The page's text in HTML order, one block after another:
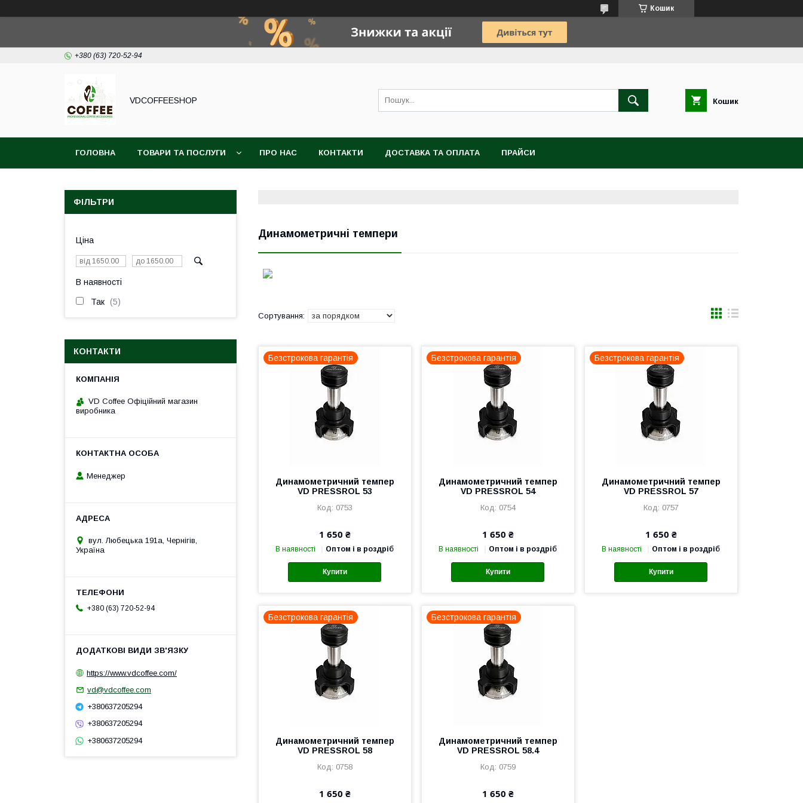
Кошик
+380 (63) 720-52-94
VDCOFFEESHOP Кошик
ГОЛОВНА ТОВАРИ ТА ПОСЛУГИ ПРО НАС КОНТАКТИ ДОСТАВКА ТА ОПЛАТА ПРАЙСИ
Динамометричні темпери
Безстрокова гарантія
Динамометричний темпер
VD PRESSROL 53
0753
1 650 ₴
В наявності Оптом і в роздріб
Купити
Безстрокова гарантія
Динамометричний темпер
VD PRESSROL 54
0754
1 650 ₴
В наявності Оптом і в роздріб
Купити
Безстрокова гарантія
Динамометричний темпер
VD PRESSROL 57
0757
1 650 ₴
В наявності Оптом і в роздріб
Купити
Безстрокова гарантія
Динамометричний темпер
VD PRESSROL 58
0758
1 650 ₴
Безстрокова гарантія
Динамометричний темпер
VD PRESSROL 58.4
0759
1 650 ₴
ФІЛЬТРИ
Ціна
В наявності
Так 5
КОНТАКТИ
VD Coffee Офіційний магазин
виробника
Менеджер
вул. Любецька 191а, Чернігів,
Україна
+380 (63) 720-52-94
https://www.vdcoffee.com/
vd@vdcoffee.com
+380637205294
+380637205294
+380637205294